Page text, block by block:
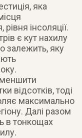
яка
інсоляції.
є кут нахилу
залежить, яку
відсотків, тоді
максимально
Далі разом
в тонкощах